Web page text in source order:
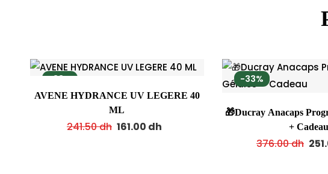
-33%
AVENE HYDRANCE UV LEGERE 40
ML
241.50dh 161.00 dh
-33%
🎁Ducray Anacaps
+ Cadeau
376.00dh